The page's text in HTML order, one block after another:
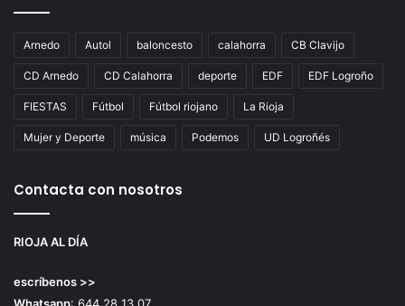
Arnedo Autol baloncesto calahorra CB Clavijo
CD Arnedo CD Calahorra deporte EDF EDF Logroño
FIESTAS Fútbol Fútbol riojano La Rioja
Mujer y Deporte música Podemos UD Logroñés
Contacta con nosotros
RIOJA AL DÍA
escríbenos >>